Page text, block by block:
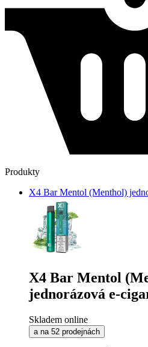
Produkty
X4 Bar Mentol (Menthol)
X4 Bar Mentol
jednorázová e-
Skladem online
a na 52 prodejnách